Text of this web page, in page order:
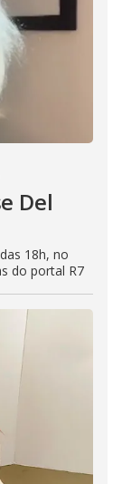
Del
18h, no
do portal R7